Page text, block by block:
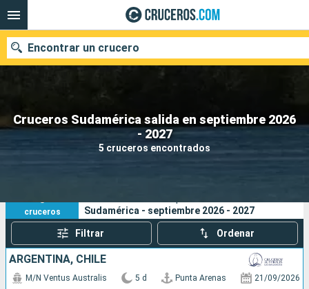
Cruceros Sudamérica salida en septiembre 2026
- 2027
5 cruceros encontrados
Encontrar un crucero
Nuestros destinos
Fecha de salida
Buscar
5
cruceros
Sudamérica - septiembre 2026 - 2027
Filtrar Ordenar
ARGENTINA, CHILE
M/N Ventus Australis 5 d Punta Arenas 21/09/2026